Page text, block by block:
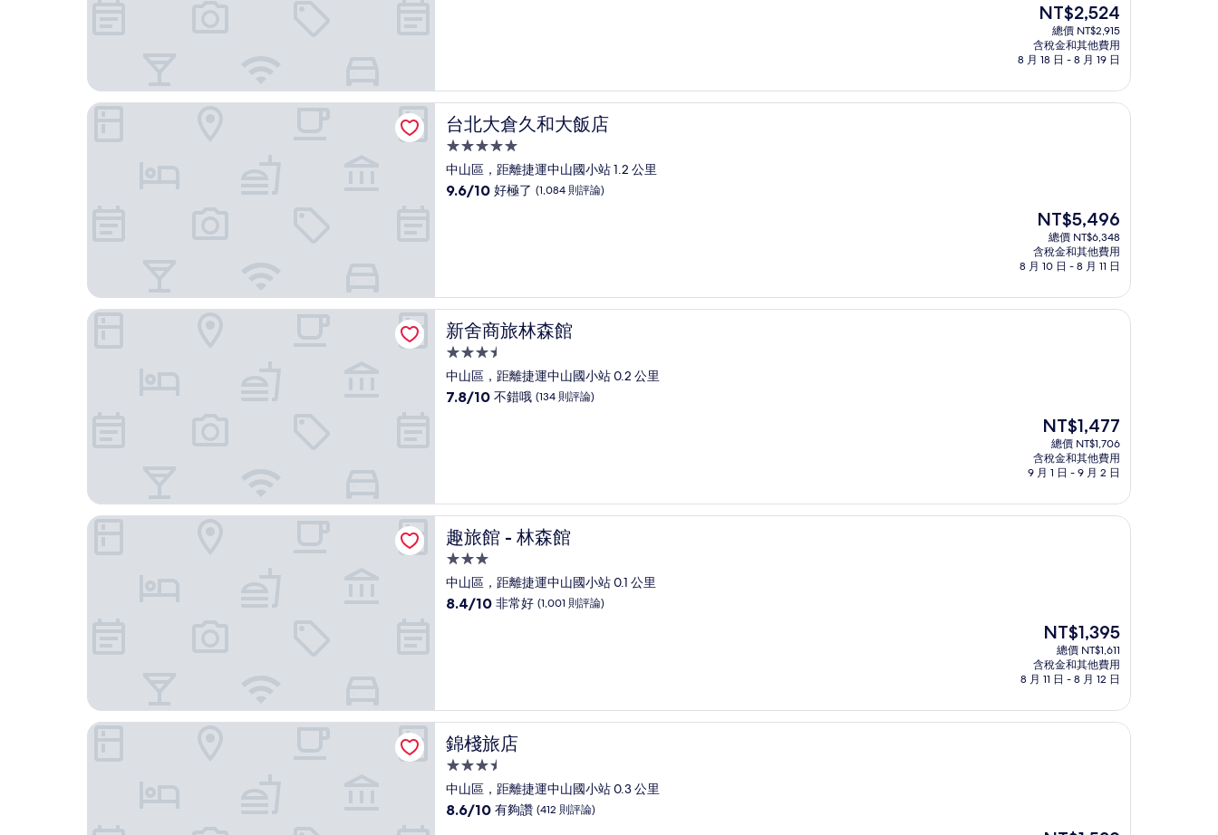
夠
讚，
(496
則
評
論)
現
價
格
NT$2,524
NT$2,524
總價 NT$2,915
含稅金和其他費用
8 月 18 日 - 8 月 19 日
台北大倉久和大飯店
台北大倉久和大飯店
5.0
星
級
中山區，距離捷運中山國小站 1.2 公里
9.6
極
了，
(1,084
則
評
論)
9.6/10 好極了 (1,084 則評論)
現
價
格
NT$5,496
NT$5,496
總價 NT$6,348
含稅金和其他費用
8 月 10 日 - 8 月 11 日
台北大倉久和大飯店
新舍商旅林森館
新舍商旅林森館
3.5
星
級
中山區，距離捷運中山國小站 0.2 公里
7.8
錯
哦，
(134
則
評
論)
7.8/10 不錯哦 (134 則評論)
現
在
價
格
NT$1,477
NT$1,477
總價 NT$1,706
含稅金和其他費用
9 月 1 日 - 9 月 2 日
新舍商旅林森館
趣旅館 - 林森館
趣旅館 - 林森館
3.0
星
級
中山區，距離捷運中山國小站 0.1 公里
8.4
常
好，
(1,001
則
評
論)
8.4/10 非常好 (1,001 則評論)
現
價
格
NT$1,395
NT$1,395
總價 NT$1,611
含稅金和其他費用
8 月 11 日 - 8 月 12 日
趣旅館 - 林森館
錦棧旅店
錦棧旅店
3.5
星
級
中山區，距離捷運中山國小站 0.3 公里
8.6
8.6/10 有夠讚 (412 則評論)
錦棧旅店